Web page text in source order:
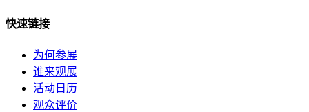
快速链接
为何参展
谁来观展
活动日历
观众评价